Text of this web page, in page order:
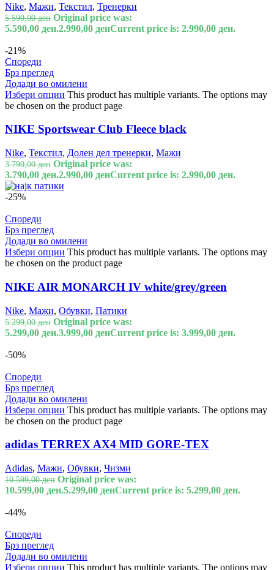
Nike, Мажи, Текстил, Тренерки
5.590,00ден Original price was:
5.590,00 ден.2.990,00 денCurrent price is: 2.990,00 ден.
-21%
Спореди
Брз преглед
Додади во омилени
Избери опции This product has multiple variants. The options may
be chosen on the product page
NIKE Sportswear Club Fleece black
Nike, Текстил, Долен дел тренерки, Мажи
3.790,00ден Original price was:
3.790,00 ден.2.990,00 денCurrent price is: 2.990,00 ден.
-25%
Спореди
Брз преглед
Додади во омилени
Избери опции This product has multiple variants. The options may
be chosen on the product page
NIKE AIR MONARCH IV white/grey/green
Nike, Мажи, Обувки, Патики
5.299,00ден Original price was:
5.299,00 ден.3.999,00 денCurrent price is: 3.999,00 ден.
-50%
Спореди
Брз преглед
Додади во омилени
Избери опции This product has multiple variants. The options may
be chosen on the product page
adidas TERREX AX4 MID GORE-TEX
Adidas, Мажи, Обувки, Чизми
10.599,00ден Original price was:
10.599,00 ден.5.299,00 денCurrent price is: 5.299,00 ден.
-44%
Спореди
Брз преглед
Додади во омилени
Избери опции This product has multiple variants. The options may